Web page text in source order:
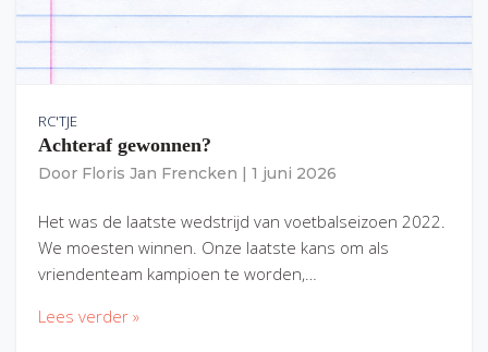
RC'TJE
Achteraf gewonnen?
Door Floris Jan Frencken 1 juni 2026
Het was de laatste wedstrijd van voetbalseizoen 2022.
We moesten winnen. Onze laatste kans om als
vriendenteam kampioen te worden,…
Lees verder »